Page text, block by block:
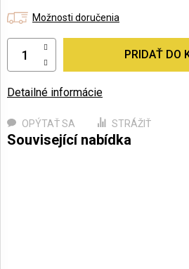
Možnosti doručenia
PRIDAŤ DO
Detailné informácie
OPÝTAŤ SA STRÁŽIŤ